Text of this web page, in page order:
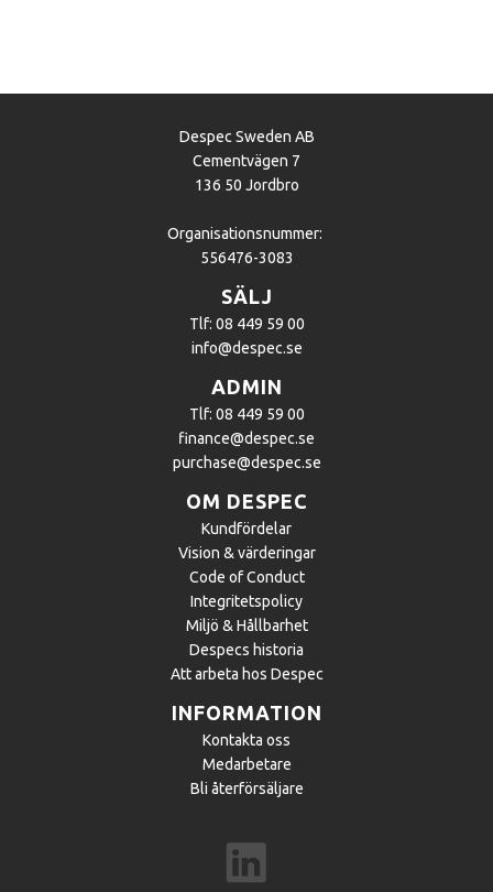
Despec Sweden AB
Cementvägen 7
136 50 Jordbro
Organisationsnummer:
556476-3083
SÄLJ
Tlf: 08 449 59 00
info@despec.se
ADMIN
Tlf: 08 449 59 00
finance@despec.se
purchase@despec.se
OM DESPEC
Kundfördelar
Vision & värderingar
Code of Conduct
Integritetspolicy
Miljö & Hållbarhet
Despecs historia
Att arbeta hos Despec
INFORMATION
Kontakta oss
Medarbetare
Bli återförsäljare